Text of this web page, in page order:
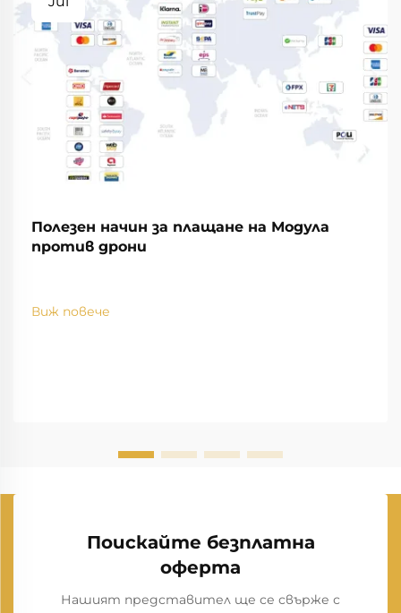
Полезен начин за плащане на Модула
против дрони
Виж повече
Поискайте безплатна
оферта
Нашият представител ще се свърже с